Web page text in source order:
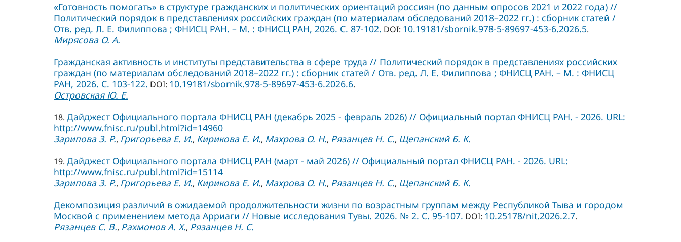
«Готовность помогать» в структуре гражданских и политических ориентаций россиян (по данным опросов 2021 и 2022 года) //
Политический порядок в представлениях российских граждан (по материалам обследований 2018–2022 гг.) : сборник статей /
Отв. ред. Л. Е. Филиппова ; ФНИСЦ РАН. – М. : ФНИСЦ РАН, 2026. C. 87-102. DOI: 10.19181/sbornik.978-5-89697-453-6.2026.5.
Мирясова О. А.
Гражданская активность и институты представительства в сфере труда // Политический порядок в представлениях российских
граждан (по материалам обследований 2018–2022 гг.) : сборник статей / Отв. ред. Л. Е. Филиппова ; ФНИСЦ РАН. – М. : ФНИСЦ
РАН, 2026. C. 103-122. DOI: 10.19181/sbornik.978-5-89697-453-6.2026.6.
Островская Ю. Е.
18. Дайджест Официального портала ФНИСЦ РАН (декабрь 2025 - февраль 2026) // Официальный портал ФНИСЦ РАН. - 2026. URL:
http://www.fnisc.ru/publ.html?id=14960
Зарипова З. Р., Григорьева Е. И., Кирикова Е. И., Махрова О. Н., Рязанцев Н. С., Щепанский Б. К.
19. Дайджест Официального портала ФНИСЦ РАН (март - май 2026) // Официальный портал ФНИСЦ РАН. - 2026. URL:
http://www.fnisc.ru/publ.html?id=15114
Зарипова З. Р., Григорьева Е. И., Кирикова Е. И., Махрова О. Н., Рязанцев Н. С., Щепанский Б. К.
Декомпозиция различий в ожидаемой продолжительности жизни по возрастным группам между Республикой Тыва и городом
Москвой с применением метода Арриаги // Новые исследования Тувы. 2026. № 2. С. 95-107. DOI: 10.25178/nit.2026.2.7.
Рязанцев С. В., Рахмонов А. Х., Рязанцев Н. С.